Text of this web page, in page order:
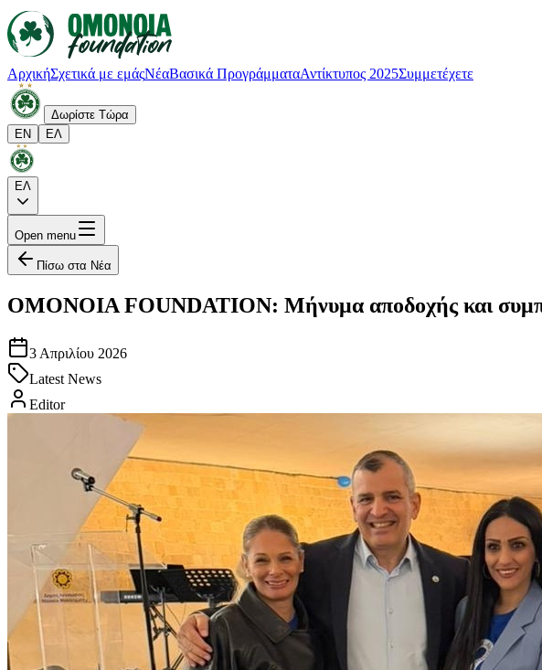
ΑρχικήΣχετικά με εμάςΝέαΒασικά ΠρογράμματαΑντίκτυπος 2025Συμμετέχετε
Δωρίστε Τώρα
EN
ΕΛ
ΕΛ
Open menu
Πίσω στα Νέα
OMONOIA FOUNDATION: Μήνυμα αποδοχής και
3 Απριλίου 2026
Latest News
Editor